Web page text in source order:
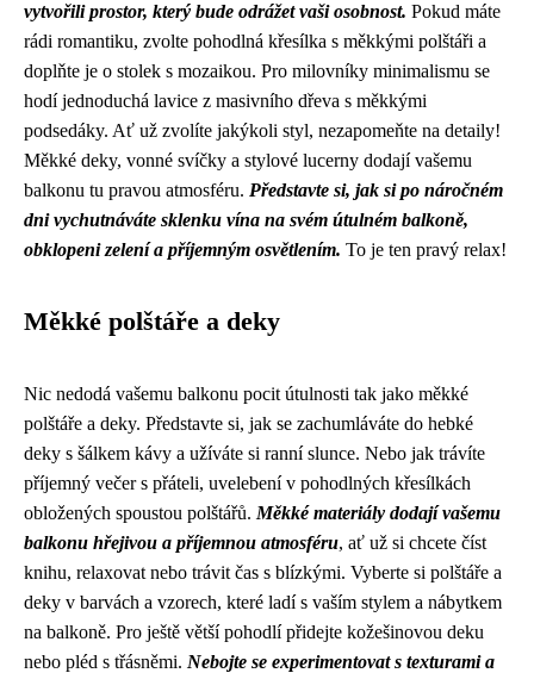
vytvořili prostor, který bude odrážet vaši osobnost. Pokud máte
rádi romantiku, zvolte pohodlná křesílka s měkkými polštáři a
doplňte je o stolek s mozaikou. Pro milovníky minimalismu se
hodí jednoduchá lavice z masivního dřeva s měkkými
podsedáky. Ať už zvolíte jakýkoli styl, nezapomeňte na detaily!
Měkké deky, vonné svíčky a stylové lucerny dodají vašemu
balkonu tu pravou atmosféru. Představte si, jak si po náročném
dni vychutnáváte sklenku vína na svém útulném balkoně,
obklopeni zelení a příjemným osvětlením. To je ten pravý relax!
Měkké polštáře a deky
Nic nedodá vašemu balkonu pocit útulnosti tak jako měkké
polštáře a deky. Představte si, jak se zachumláváte do hebké
deky s šálkem kávy a užíváte si ranní slunce. Nebo jak trávíte
příjemný večer s přáteli, uvelebení v pohodlných křesílkách
obložených spoustou polštářů. Měkké materiály dodají vašemu
balkonu hřejivou a příjemnou atmosféru, ať už si chcete číst
knihu, relaxovat nebo trávit čas s blízkými. Vyberte si polštáře a
deky v barvách a vzorech, které ladí s vaším stylem a nábytkem
na balkoně. Pro ještě větší pohodlí přidejte kožešinovou deku
nebo pléd s třásněmi. Nebojte se experimentovat s texturami a